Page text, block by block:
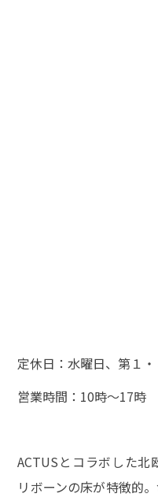
定休日：水曜日、第１
営業時間：10時〜17時
ACTUSとコラボした
リボーンの床が特徴的